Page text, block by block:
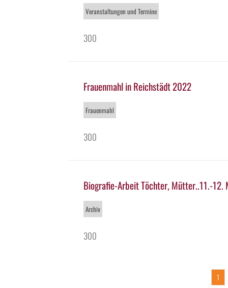
Veranstaltungen und Termine
300
Frauenmahl in Reichstädt 2022
Frauenmahl
300
Biografie-Arbeit Töchter, Mütter..11.-12.
Archiv
300
1